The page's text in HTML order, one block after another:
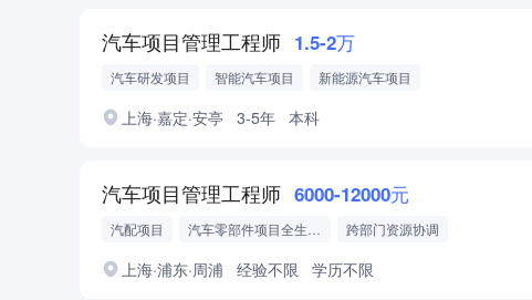
汽车项目管理工程师 1.5-2万
汽车研发项目 智能汽车项目 新能源汽车项目
上海·嘉定·安亭 3-5年 本科
汽车项目管理工程师 6000-12000元
汽配项目 汽车零部件项目全生命周期管理
跨部门资源协调
上海·浦东·周浦 经验不限 学历不限